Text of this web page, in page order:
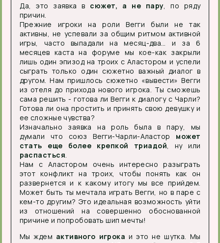
Да, это заявка в сюжет, а не пару , по ряду
причин.
Прежние игроки на роли Вегги были не так
активны, не успевали за общим ритмом активной
игры, часто выпадали на месяц-два… и за 6
месяцев каста на форуме мы кое-как закрыли
лишь один эпизод на троих с Аластором и успели
сыграть только один сюжетно важный диалог в
другом. Нам пришлось сюжетно «вывести» Вегги
из отеля до прихода нового игрока. Ты сможешь
сама решить - готова ли Вегги к диалогу с Чарли?
Готова ли она простить и принять свою девушку и
ее сложные чувства?
Изначально заявка на роль была в пару, мы
думали что союз Вегги-Чарли-Аластор может
стать еще более крепкой триадой , ну или
распасться
Нам с Аластором очень интересно разыграть
этот конфликт на троих, чтобы понять как он
развернется и к какому итогу мы все прийдем.
Может быть ты мечтала играть Вегги, но в паре с
кем-то другим? Это идеальная возможность уйти
из отношений на совершенно обоснованной
причине и попробовать шип мечты!
Мы ждем активного игрока и это не шутка. Мы